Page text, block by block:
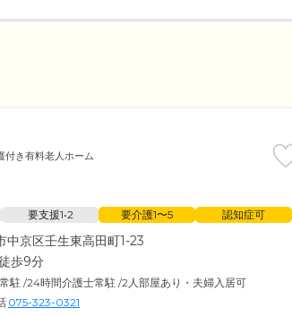
付き有料老人ホーム
要支援1•2 要介護1〜5 認知症可
中京区壬生東高田町1-23
歩9分
駐 /24時間介護士常駐 /2人部屋あり・夫婦入居可
075-323-0321